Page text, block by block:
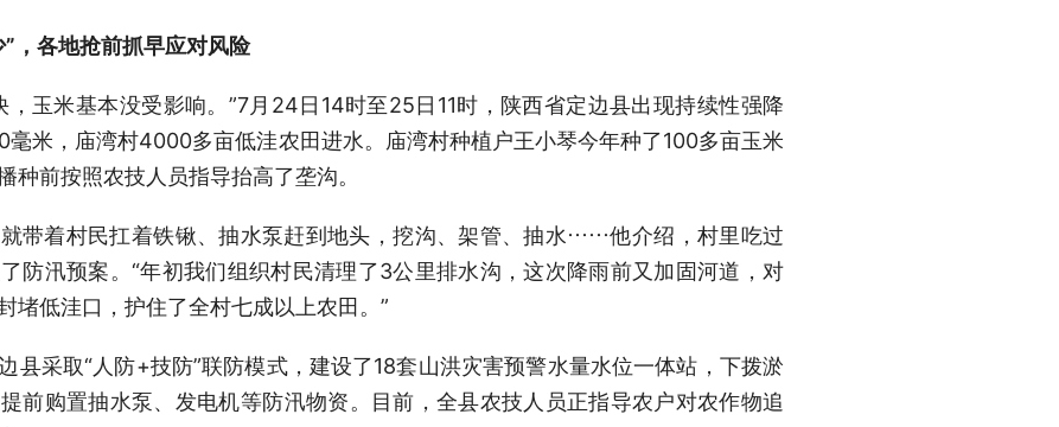
，各地抢前抓早应对风险
，玉米基本没受影响。”7月24日14时至25日11时，陕西省定边县出现持续性强降
毫米，庙湾村4000多亩低洼农田进水。庙湾村种植户王小琴今年种了100多亩玉米
种前按照农技人员指导抬高了垄沟。
带着村民扛着铁锹、抽水泵赶到地头，挖沟、架管、抽水……他介绍，村里吃过
防汛预案。“年初我们组织村民清理了3公里排水沟，这次降雨前又加固河道，对
堵低洼口，护住了全村七成以上农田。”
县采取“人防+技防”联防模式，建设了18套山洪灾害预警水量水位一体站，下拨淤
前购置抽水泵、发电机等防汛物资。目前，全县农技人员正指导农户对农作物追